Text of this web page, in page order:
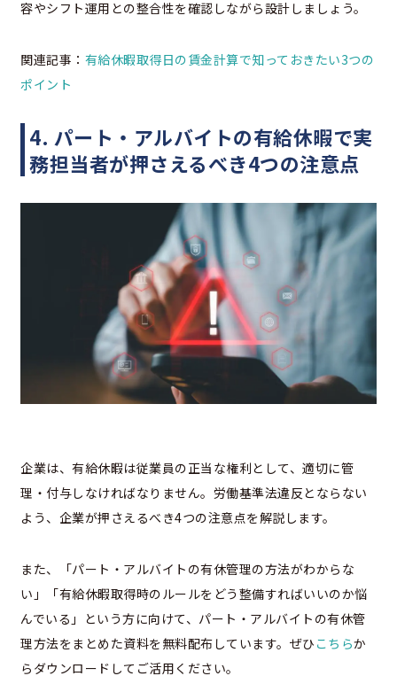
容やシフト運用との整合性を確認しながら設計しましょう。
関連記事： 有給休暇取得日の賃金計算で知っておきたい3つの
ポイント
4. パート・アルバイトの有給休暇で実
務担当者が押さえるべき4つの注意点
企業は、有給休暇は従業員の正当な権利として、適切に管
理・付与しなければなりません。労働基準法違反とならない
よう、企業が押さえるべき4つの注意点を解説します。
また、「パート・アルバイトの有休管理の方法がわからな
い」「有給休暇取得時のルールをどう整備すればいいのか悩
んでいる」という方に向けて、パート・アルバイトの有休管
理方法をまとめた資料を無料配布しています。ぜひ こちらか
らダウンロードしてご活用ください。